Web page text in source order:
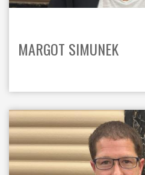
MARGOT SIMUNEK